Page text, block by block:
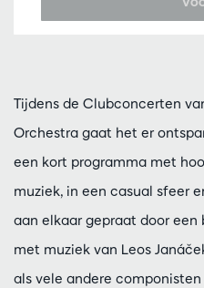
Tijdens de Clubconcerten
Orchestra gaat het er
een kort programma met
muziek, in een casual sfeer
aan elkaar gepraat door een
met muziek van Leos
als vele andere